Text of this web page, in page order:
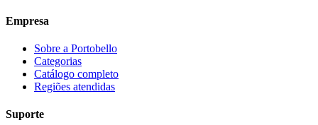
Empresa
Sobre a Portobello
Categorias
Catálogo completo
Regiões atendidas
Suporte